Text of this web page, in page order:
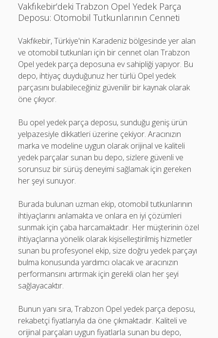
Vakfıkebir’deki Trabzon Opel Yedek Parça
Deposu: Otomobil Tutkunlarının Cenneti
Vakfıkebir, Türkiye'nin Karadeniz bölgesinde yer alan
ve otomobil tutkunları için bir cennet olan Trabzon
Opel yedek parça deposuna ev sahipliği yapıyor. Bu
depo, ihtiyaç duyduğunuz her türlü Opel yedek
parçasını bulabileceğiniz güvenilir bir kaynak olarak
öne çıkıyor.
Bu opel yedek parça deposu, sunduğu geniş ürün
yelpazesiyle dikkatleri üzerine çekiyor. Aracınızın
marka ve modeline uygun olarak orijinal ve kaliteli
yedek parçalar sunan bu depo, sizlere güvenli ve
sorunsuz bir sürüş deneyimi sağlamak için gereken
her şeyi sunuyor.
Burada bulunan uzman ekip, otomobil tutkunlarının
ihtiyaçlarını anlamakta ve onlara en iyi çözümleri
sunmak için çaba harcamaktadır. Her müşterinin özel
ihtiyaçlarına yönelik olarak kişiselleştirilmiş hizmetler
sunan bu profesyonel ekip, size doğru yedek parçayı
bulma konusunda yardımcı olacak ve aracınızın
performansını artırmak için gerekli olan her şeyi
sağlayacaktır.
Bunun yanı sıra, Trabzon Opel yedek parça deposu,
rekabetçi fiyatlarıyla da öne çıkmaktadır. Kaliteli ve
orijinal parçaları uygun fiyatlarla sunan bu depo,